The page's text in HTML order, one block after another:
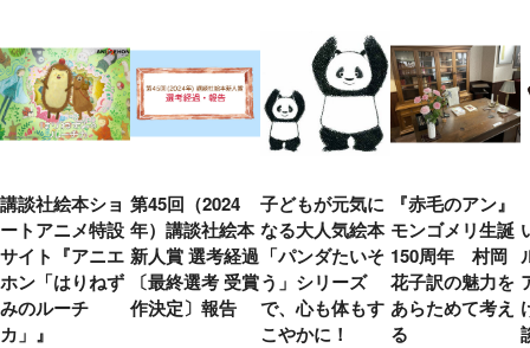
講談社絵本ショ
ートアニメ特設
サイト『アニエ
ホン「はりねず
みのルーチ
カ」』
第45回（2024
年）講談社絵本
新人賞 選考経過
〔最終選考 受賞
作決定〕報告
子どもが元気に
なる大人気絵本
「パンダたいそ
う」シリーズ
で、心も体もす
こやかに！
『赤毛のアン』
モンゴメリ生誕
150周年 村岡
花子訳の魅力を
あらためて考え
る